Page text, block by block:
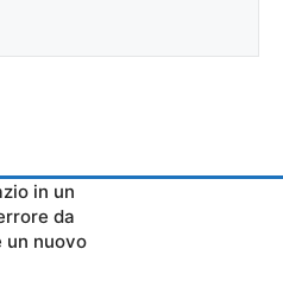
in un
da
un nuovo